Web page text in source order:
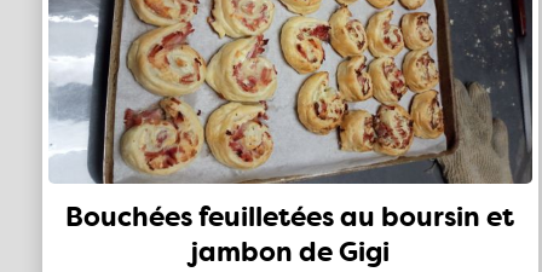
Bouchées feuilletées au boursin et
jambon de Gigi